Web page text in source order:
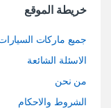
خريطة الموقع
جميع ماركات
الاسئلة الشائعة
من نحن
الشروط والاحكام